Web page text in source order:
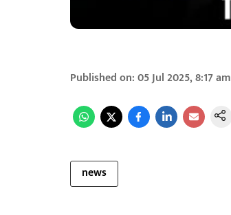
Published on:05 Jul 2025, 8:17 am
news